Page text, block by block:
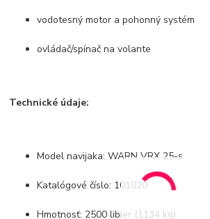
vodotesný motor a pohonný systém
ovládač/spínač na volante
Technické údaje:
Model navijaka: WARN VRX 25-s
Katalógové číslo: 101020
Hmotnosť: 2500 libier (1134 kg)